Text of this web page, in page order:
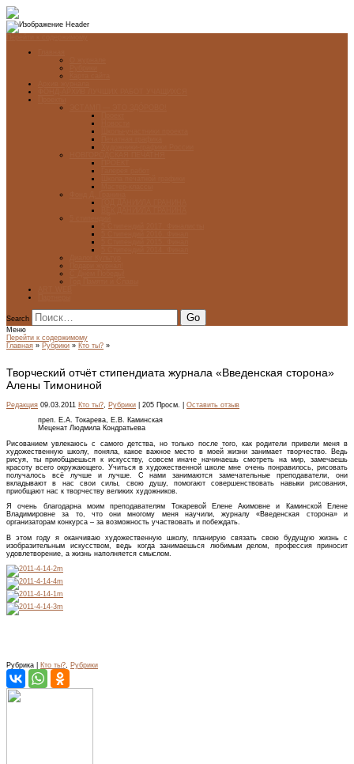
Search
Меню
Перейти к содержимому
Главная » Рубрики » Кто ты? »
Творческий отчёт стипендиата журнала «Введенская сторона»
Алены Тимониной
Редакция 09.03.2011 Кто ты?, Рубрики | 205 Просм. | Оставить отзыв
преп. Е.А. Токарева, Е.В. Каминская
Меценат Людмила Кондратьева
Рисованием увлекаюсь с самого детства, но только после того, как родители привели меня в
художественную школу, поняла, какое важное место в моей жизни занимает творчество. Ведь
рисуя, ты приобщаешься к искусству, совсем иначе начинаешь смотреть на мир, замечаешь
красоту всего окружающего. Учиться в художественной школе мне очень понравилось, рисовать
получалось всё лучше и лучше. С нами занимаются замечательные преподаватели, они
вкладывают в нас свои силы, свою душу, помогают совершенствовать навыки рисования,
приобщают нас к творчеству великих художников.
Я очень благодарна моим преподавателям Токаревой Елене Акимовне и Каминской Елене
Владимировне за то, что они многому меня научили, журналу «Введенская сторона» и
организаторам конкурса – за возможность участвовать и побеждать.
В этом году я оканчиваю художественную школу, планирую связать свою будущую жизнь с
изобразительным искусством, ведь когда занимаешься любимым делом, профессия приносит
удовлетворение, а жизнь наполняется смыслом.
Рубрика | Кто ты?, Рубрики